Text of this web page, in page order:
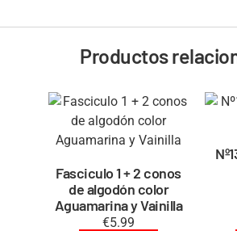
Productos
Fasciculo 1 + 2 conos
de algodón color
Aguamarina y Vainilla
€5.99